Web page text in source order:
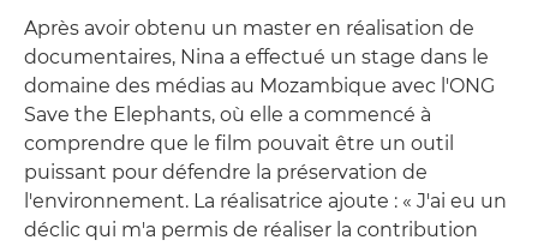
Après avoir obtenu un master en réalisation de
documentaires, Nina a effectué un stage dans le
domaine des médias au Mozambique avec l'ONG
Save the Elephants, où elle a commencé à
comprendre que le film pouvait être un outil
puissant pour défendre la préservation de
l'environnement. La réalisatrice ajoute : « J'ai eu un
déclic qui m'a permis de réaliser la contribution